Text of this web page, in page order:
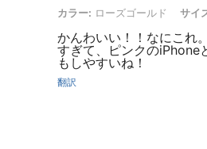
カラー: ローズゴールド, サイズ:
カラー: ローズゴールド サイ
かんわいい！！なにこれ
すぎて、ピンクのiPhone
もしやすいね！
翻訳